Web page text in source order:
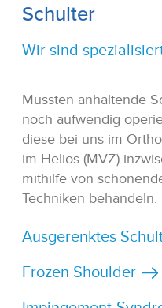
Schulter
Wir sind
Mussten anhaltende
noch aufwendig
diese bei uns im
im Helios (MVZ)
mithilfe von
Techniken behandeln.
Ausgerenktes
Frozen Shoulder